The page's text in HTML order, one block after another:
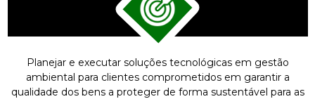
Planejar e executar soluções tecnológicas em gestão
ambiental para clientes comprometidos em garantir a
qualidade dos bens a proteger de forma sustentável para as